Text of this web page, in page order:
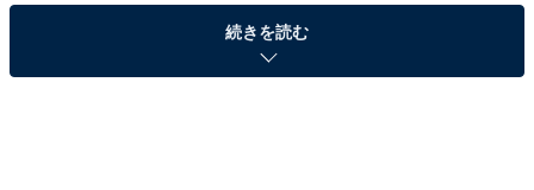
この記事の執筆者： All About ニュース お買
いもの部
続きを読む